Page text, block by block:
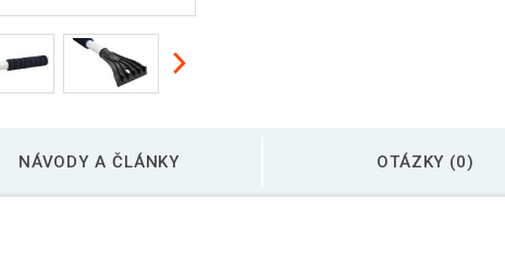
NÁVODY A ČLÁNKY OTÁZKY (0)